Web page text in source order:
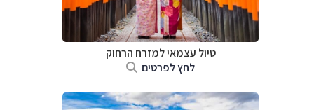
טיול עצמאי למזרח הרחוק
לחץ לפרטים